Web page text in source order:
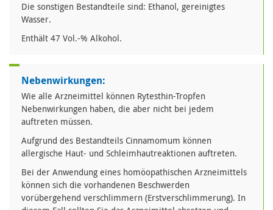
Die sonstigen Bestandteile sind: Ethanol, gereinigtes
Wasser.
Enthält 47 Vol.-% Alkohol.
Nebenwirkungen:
Wie alle Arzneimittel können Rytesthin-Tropfen
Nebenwirkungen haben, die aber nicht bei jedem
auftreten müssen.
Aufgrund des Bestandteils Cinnamomum können
allergische Haut- und Schleimhautreaktionen auftreten.
Bei der Anwendung eines homöopathischen Arzneimittels
können sich die vorhandenen Beschwerden
vorübergehend verschlimmern (Erstverschlimmerung). In